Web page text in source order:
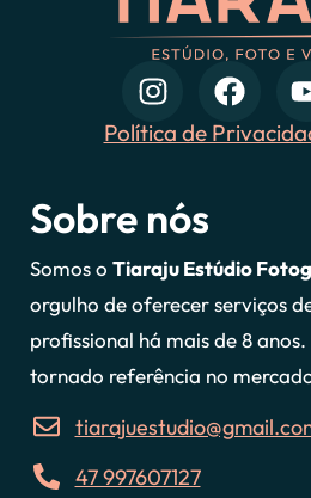
Política de
Sobre nós
Somos o Tiaraju Estúdio
orgulho de oferecer serviços
profissional há mais de 8
tornado referência no
47 997607127